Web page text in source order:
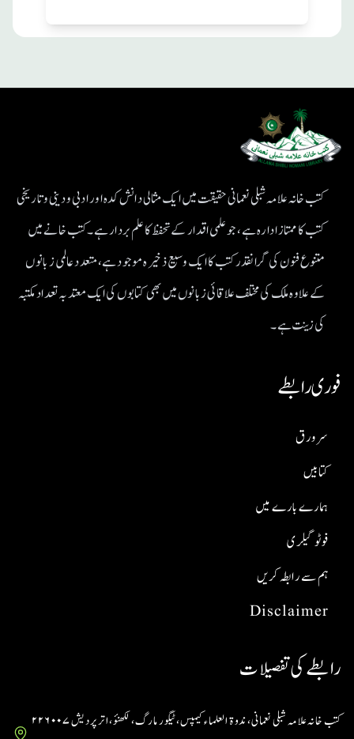
کتب خانہ علامہ شبلی نعمانی حقیقت میں ایک مثالی دانش کدہ اور ادبی ودینی و تاریخی
کتب کا ممتاز ادارہ ہے، جو علمی اقدار کے تحفظ کا علم بردار ہے۔کتب خانے میں
متنوع فنون کی گرانقدر کتب کا ایک وسیع ذخیرہ موجود ہے، متعدد عالمی زبانوں
کے علاوہ ملک کی مختلف علاقائی زبانوں میں بھی کتابوں کی ایک معتد بہ تعداد مکتبہ
کی زینت ہے۔
فوری رابطے
Disclaimer
ہم سے رابطہ کریں
فوٹو گیلری
ہمارے بارے میں
کتابیں
سر ورق
رابطے کی تفصیلات
کتب خانہ علامہ شبلی نعمانی، ندوۃ العلماء کیمپس، ٹیگور مارگ، لکھنؤ، اتر پردیش ۲۲۶۰۰۷